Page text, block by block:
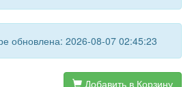
обновлена: 2026-08-07 02:45:23
Добавить в Корзину